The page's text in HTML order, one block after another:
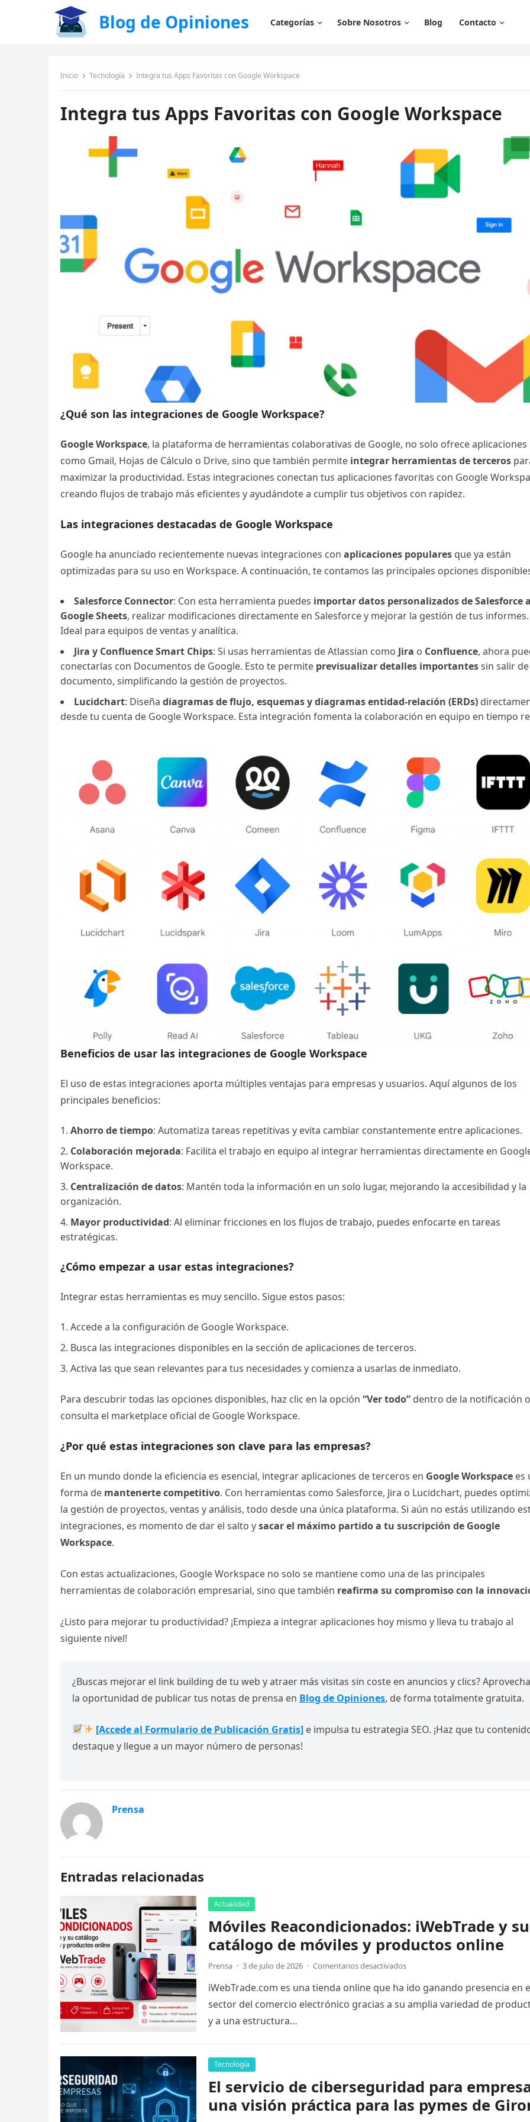
Blog de Opiniones Categorías Sobre Nosotros Blog Contacto
Inicio Tecnología Integra tus Apps Favoritas con Google Workspace
Integra tus Apps Favoritas con Google Workspace
¿Qué son las integraciones de Google Workspace?
Google Workspace, la plataforma de herramientas colaborativas de Google, no solo ofrece aplicaciones
como Gmail, Hojas de Cálculo o Drive, sino que también permite integrar herramientas de terceros
maximizar la productividad. Estas integraciones conectan tus aplicaciones favoritas con Google
creando flujos de trabajo más eficientes y ayudándote a cumplir tus objetivos con rapidez.
Las integraciones destacadas de Google Workspace
Google ha anunciado recientemente nuevas integraciones con aplicaciones populares que ya están
optimizadas para su uso en Workspace. A continuación, te contamos las principales opciones
Salesforce Connector: Con esta herramienta puedes importar datos personalizados de Salesforce
Google Sheets, realizar modificaciones directamente en Salesforce y mejorar la gestión de tus informes.
Ideal para equipos de ventas y analítica.
Jira y Confluence Smart Chips: Si usas herramientas de Atlassian como Jira o Confluence, ahora
conectarlas con Documentos de Google. Esto te permite previsualizar detalles importantessin salir
documento, simplificando la gestión de proyectos.
Lucidchart: Diseña diagramas de flujo, esquemas y diagramas entidad-relación (ERDs)
desde tu cuenta de Google Workspace. Esta integración fomenta la colaboración en equipo en tiempo
Beneficios de usar las integraciones de Google Workspace
El uso de estas integraciones aporta múltiples ventajas para empresas y usuarios. Aquí algunos de los
principales beneficios:
Ahorro de tiempo: Automatiza tareas repetitivas y evita cambiar constantemente entre aplicaciones.
Colaboración mejorada: Facilita el trabajo en equipo al integrar herramientas directamente en
Workspace.
Centralización de datos: Mantén toda la información en un solo lugar, mejorando la accesibilidad y la
organización.
Mayor productividad: Al eliminar fricciones en los flujos de trabajo, puedes enfocarte en tareas
estratégicas.
¿Cómo empezar a usar estas integraciones?
Integrar estas herramientas es muy sencillo. Sigue estos pasos:
Accede a la configuración de Google Workspace.
Busca las integraciones disponibles en la sección de aplicaciones de terceros.
Activa las que sean relevantes para tus necesidades y comienza a usarlas de inmediato.
Para descubrir todas las opciones disponibles, haz clic en la opción “Ver todo” dentro de la notificación o
consulta el marketplace oficial de Google Workspace.
¿Por qué estas integraciones son clave para las empresas?
En un mundo donde la eficiencia es esencial, integrar aplicaciones de terceros en Google Workspace es
forma de mantenerte competitivo. Con herramientas como Salesforce, Jira o Lucidchart, puedes
la gestión de proyectos, ventas y análisis, todo desde una única plataforma. Si aún no estás utilizando
integraciones, es momento de dar el salto ysacar el máximo partido a tu suscripción de Google
Workspace.
Con estas actualizaciones, Google Workspace no solo se mantiene como una de las principales
herramientas de colaboración empresarial, sino que también reafirma su compromiso con la
¿Listo para mejorar tu productividad? ¡Empieza a integrar aplicaciones hoy mismo y lleva tu trabajo al
siguiente nivel!
¿Buscas mejorar el link building de tu web y atraer más visitas sin coste en anuncios y clics? Aprovecha
la oportunidad de publicar tus notas de prensa en Blog de Opiniones, de forma totalmente gratuita.
[Accede al Formulario de Publicación Gratis] e impulsa tu estrategia SEO. ¡Haz que tu
destaque y llegue a un mayor número de personas!
Prensa
Entradas relacionadas
Actualidad
Móviles Reacondicionados: iWebTrade y su
catálogo de móviles y productos online
Prensa · 3 de julio de 2026 · Comentarios desactivados
iWebTrade.com es una tienda online que ha ido ganando presencia en
sector del comercio electrónico gracias a su amplia variedad de
y a una estructura…
Tecnología
El servicio de ciberseguridad para
una visión práctica para las pymes de